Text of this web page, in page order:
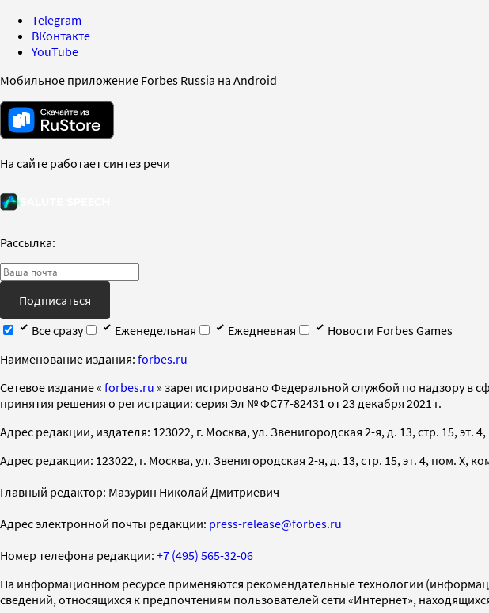
Telegram
ВКонтакте
YouTube
Мобильное приложение Forbes Russia на Android
На сайте работает синтез речи
Рассылка:
Подписаться
Все сразу
Еженедельная Ежедневная
Новости Forbes Games
Наименование издания: forbes.ru
Cетевое издание « forbes.ru » зарегистрировано Федеральной службой по надзору в
принятия решения о регистрации: серия Эл № ФС77-82431 от 23 декабря 2021 г.
Адрес редакции, издателя: 123022, г. Москва, ул. Звенигородская 2-я, д. 13, стр. 15, эт.
Адрес редакции: 123022, г. Москва, ул. Звенигородская 2-я, д. 13, стр. 15, эт. 4, пом. X,
Главный редактор: Мазурин Николай Дмитриевич
Адрес электронной почты редакции: press-release@forbes.ru
Номер телефона редакции: +7 (495) 565-32-06
На информационном ресурсе применяются рекомендательные технологии
сведений, относящихся к предпочтениям пользователей сети «Интернет»,